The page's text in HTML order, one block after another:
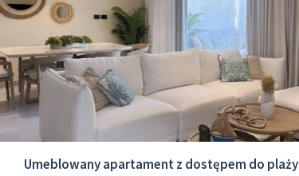
Umeblowany apartament z dostępem do plaży